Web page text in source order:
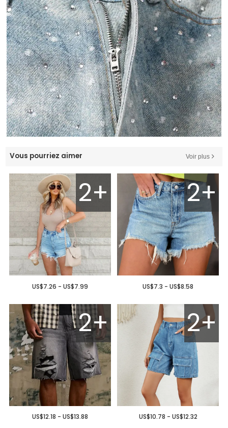
Vous pourriez aimer Voir plus
2+
US$7.26 - US$7.99
2+
US$7.3 - US$8.58
2+
US$12.18 - US$13.88
2+
US$10.78 - US$12.32